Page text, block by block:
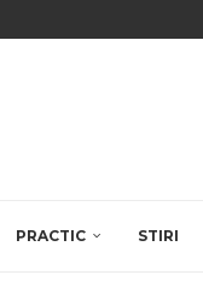
PRACTIC STIRI